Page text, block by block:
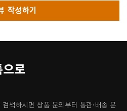
작성하기
으로
검색하시면 상품 문의부터 통관·배송 문